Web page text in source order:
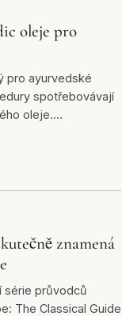
oleje pro
pro ayurvedské
spotřebovávají
oleje.…
znamená
série průvodců
The Classical Guide